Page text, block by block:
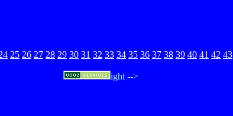
25 26 27 28 29 30 31 32 33 34 35 36 37 38 39 40 41 42 43
ight -->